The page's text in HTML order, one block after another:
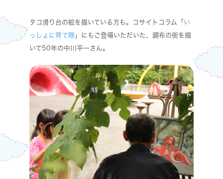
タコ滑り台の絵を描いている方も。コサイトコラム「 い
っしょに育て隊 」にもご登場いただいた、調布の街を描
いて50年の中川平一さん。